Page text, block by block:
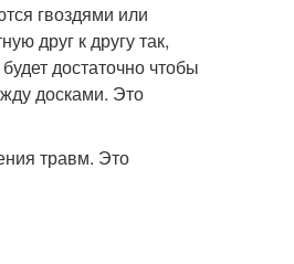
гвоздями или
друг к другу так,
достаточно чтобы
досками. Это
травм. Это